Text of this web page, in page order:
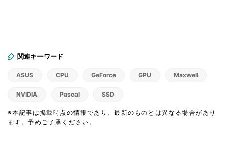
関連キーワード
ASUS CPU GeForce GPU Maxwell
NVIDIA Pascal SSD
※本記事は掲載時点の情報であり、最新のものとは異なる場合があり
ます。予めご了承ください。